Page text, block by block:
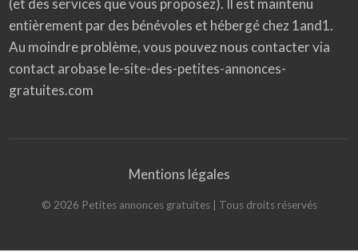
entièrement par des bénévoles et hébergé chez 1and1.
Au moindre problème, vous pouvez nous contacter via
contact arobase le-site-des-petites-annonces-
gratuites.com
Mentions légales
© 2026 Petites annonces gratuites| Tous droits réservés